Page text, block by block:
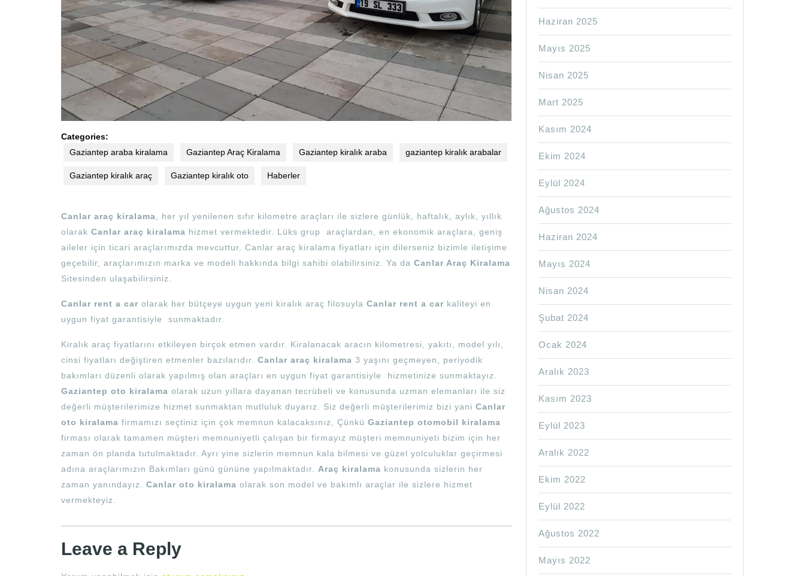
Categories:
Gaziantep araba kiralama
Gaziantep Araç Kiralama Gaziantep kiralık araba gaziantep kiralık arabalar
Gaziantep kiralık araç Gaziantep kiralık oto Haberler
Canlar araç kiralama , her yıl yenilenen sıfır kilometre araçları ile sizlere günlük, haftalık, aylık, yıllık
olarak Canlar araç kiralama hizmet vermektedir. Lüks grup araçlardan, en ekonomik araçlara, geniş
aileler için ticari araçlarımızda mevcuttur. Canlar araç kiralama fiyatları için dilerseniz bizimle iletişime
geçebilir, araçlarımızın marka ve modeli hakkında bilgi sahibi olabilirsiniz. Ya da Canlar Araç Kiralama
Sitesinden ulaşabilirsiniz.
Canlar rent a car olarak her bütçeye uygun yeni kiralık araç filosuyla Canlar rent a car kaliteyi en
uygun fiyat garantisiyle sunmaktadır.
Kiralık araç fiyatlarını etkileyen birçok etmen vardır. Kiralanacak aracın kilometresi, yakıtı, model yılı,
cinsi fiyatları değiştiren etmenler bazılarıdır. Canlar araç kiralama 3 yaşını geçmeyen, periyodik
bakımları düzenli olarak yapılmış olan araçları en uygun fiyat garantisiyle hizmetinize sunmaktayız.
Gaziantep oto kiralama olarak uzun yıllara dayanan tecrübeli ve konusunda uzman elemanları ile siz
değerli müşterilerimize hizmet sunmaktan mutluluk duyarız. Siz değerli müşterilerimiz bizi yani Canlar
oto kiralama firmamızı seçtiniz için çok memnun kalacaksınız, Çünkü Gaziantep otomobil kiralama
firması olarak tamamen müşteri memnuniyetli çalışan bir firmayız müşteri memnuniyeti bizim için her
zaman ön planda tutulmaktadır. Ayrı yine sizlerin memnun kala bilmesi ve güzel yolculuklar geçirmesi
adına araçlarımızın Bakımları günü gününe yapılmaktadır. Araç kiralama konusunda sizlerin her
zaman yanındayız. Canlar oto kiralama olarak son model ve bakımlı araçlar ile sizlere hizmet
vermekteyiz.
Leave a Reply
Haziran 2025
Mayıs 2025
Nisan 2025
Mart 2025
Kasım 2024
Ekim 2024
Eylül 2024
Ağustos 2024
Haziran 2024
Mayıs 2024
Nisan 2024
Şubat 2024
Ocak 2024
Aralık 2023
Kasım 2023
Eylül 2023
Aralık 2022
Ekim 2022
Eylül 2022
Ağustos 2022
Mayıs 2022